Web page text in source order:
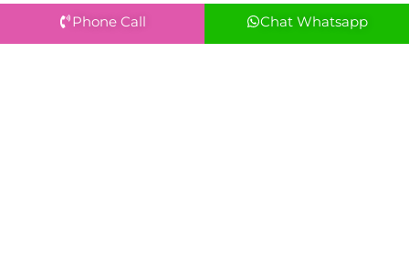
Phone Call Chat Whatsapp